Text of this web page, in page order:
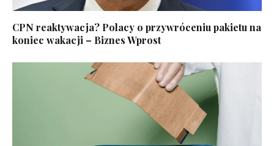
CPN reaktywacja? Polacy o przywróceniu pakietu na
koniec wakacji – Biznes Wprost